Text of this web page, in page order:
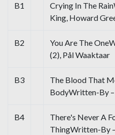
B1
Crying In The
King, Howard
B2
You Are The
(2), Pål Waaktaar
B3
The Blood That
BodyWritten-By
B4
There's Never A
ThingWritten-By